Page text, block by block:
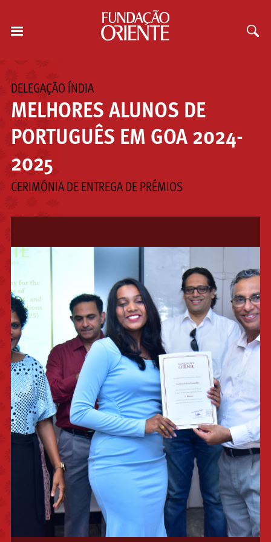
DELEGAÇÃO ÍNDIA
MELHORES ALUNOS DE
PORTUGUÊS EM GOA 2024-
2025
CERIMÓNIA DE ENTREGA DE PRÉMIOS